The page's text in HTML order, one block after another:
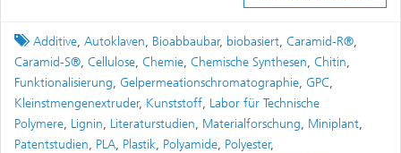
Tagged
Additive, Autoklaven, Bioabbaubar, biobasiert, Caramid-R®,
Caramid-S®, Cellulose, Chemie, Chemische Synthesen, Chitin,
Funktionalisierung, Gelpermeationschromatographie, GPC,
Kleinstmengenextruder, Kunststoff, Labor für Technische
Polymere, Lignin, Literaturstudien, Materialforschung, Miniplant,
Patentstudien, PLA, Plastik, Polyamide, Polyester,